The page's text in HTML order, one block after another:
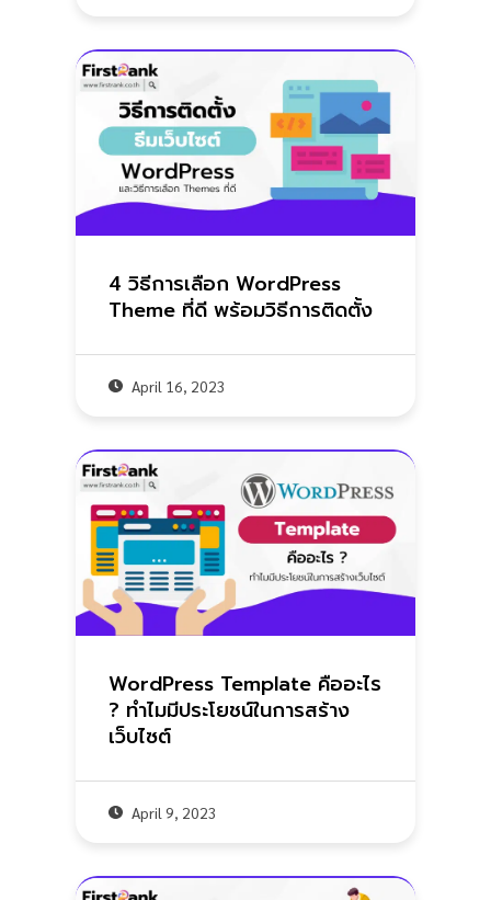
4 วิธีการเลือก WordPress
Theme ที่ดี พร้อมวิธีการติดตั้ง
April 16, 2023
WordPress Template คืออะไร
? ทำไมมีประโยชน์ในการสร้าง
เว็บไซต์
April 9, 2023